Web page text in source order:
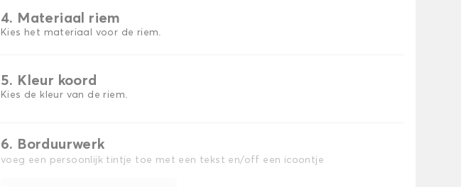
4. Materiaal riem
Kies het materiaal voor de riem.
5. Kleur koord
Kies de kleur van de riem.
6. Borduurwerk
voeg een persoonlijk tintje toe met een tekst en/off een icoontje